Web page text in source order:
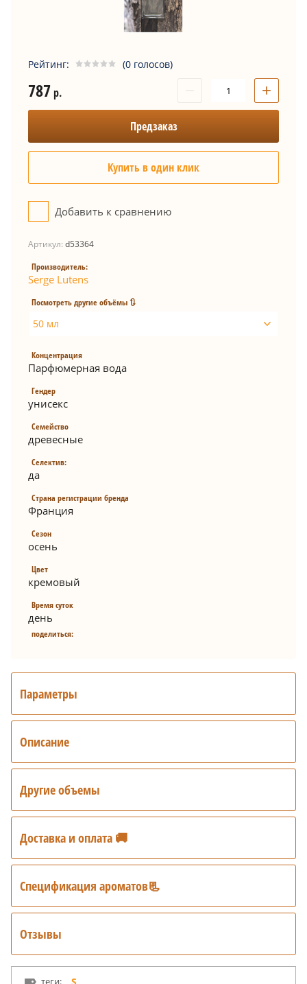
Рейтинг: (0 голосов)
787р. +
Предзаказ
Купить в один клик
Добавить к сравнению
Артикул: d53364
Производитель:
Serge Lutens
Посмотреть другие объёмы 🔃
50 мл
Концентрация
Парфюмерная вода
Гендер
унисекс
Семейство
древесные
Селектив:
да
Страна регистрации бренда
Франция
Сезон
осень
Цвет
кремовый
Время суток
день
поделиться:
Параметры
Описание
Другие объемы
Доставка и оплата 🚚
Спецификация ароматов📃
Отзывы
теги: